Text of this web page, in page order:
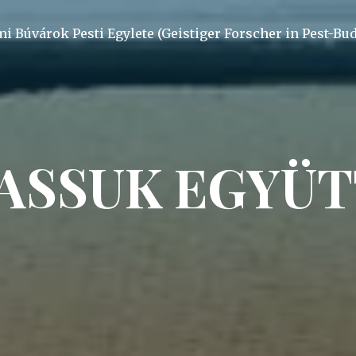
Búvárok Pesti Egylete (Geistiger Forscher in Pest-